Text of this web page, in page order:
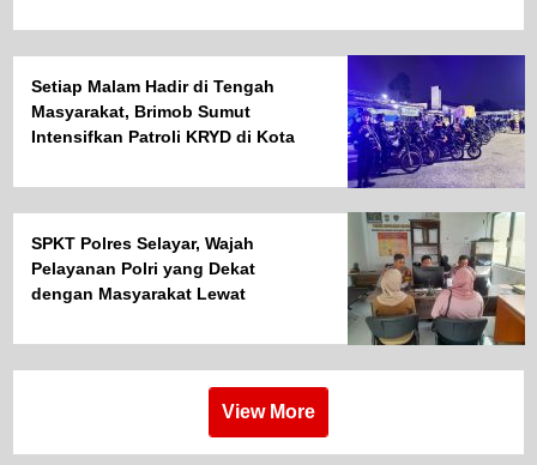
Setiap Malam Hadir di Tengah
Masyarakat, Brimob Sumut
Intensifkan Patroli KRYD di Kota
SPKT Polres Selayar, Wajah
Pelayanan Polri yang Dekat
dengan Masyarakat Lewat
View More